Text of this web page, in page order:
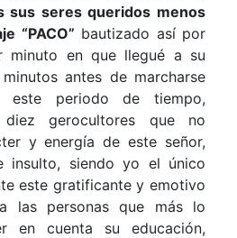
sus seres queridos menos
“PACO” bautizado así por
minuto en que llegué a su
antes de marcharse
este periodo de tiempo,
gerocultores que no
y energía de este señor,
insulto, siendo yo el único
este gratificante y emotivo
las personas que más lo
en cuenta su educación,